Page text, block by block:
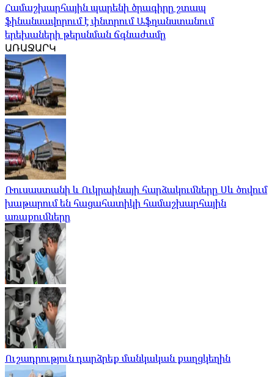
Համաշխարհային պարենի ծրագիրը շտապ
ֆինանսավորում է փնտրում Աֆղանստանում
երեխաների թերսնման ճգնաժամը
ԱՌԱՋԱՐԿ
Ռուսաստանի և Ուկրաինայի հարձակումները Սև ծովում
խաթարում են հացահատիկի համաշխարհային
առաքումները
Ուշադրություն դարձրեք մանկական քաղցկեղին